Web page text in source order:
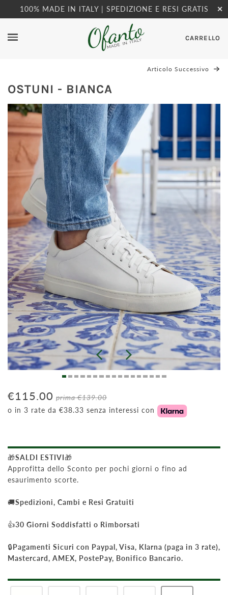
100% MADE IN ITALY | SPEDIZIONE E RESI GRATIS ✕
CARRELLO
Articolo Successivo
OSTUNI - BIANCA
€115.00 prima€139.00
o in 3 rate da €38.33 senza interessi con
🎁SALDI ESTIVI🎁
Approfitta dello Sconto per pochi giorni o fino ad
esaurimento scorte.
🚚Spedizioni, Cambi e Resi Gratuiti
👍30 Giorni Soddisfatti o Rimborsati
🔒Pagamenti Sicuri con Paypal, Visa, Klarna (paga in 3 rate),
Mastercard, AMEX, PostePay, Bonifico Bancario.